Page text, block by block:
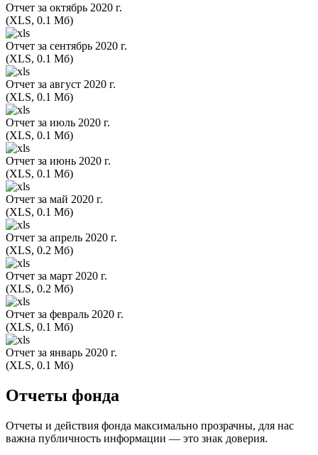
Отчет за октябрь 2020 г.
(XLS, 0.1 Мб)
Отчет за сентябрь 2020 г.
(XLS, 0.1 Мб)
Отчет за август 2020 г.
(XLS, 0.1 Мб)
Отчет за июль 2020 г.
(XLS, 0.1 Мб)
Отчет за июнь 2020 г.
(XLS, 0.1 Мб)
Отчет за май 2020 г.
(XLS, 0.1 Мб)
Отчет за апрель 2020 г.
(XLS, 0.2 Мб)
Отчет за март 2020 г.
(XLS, 0.2 Мб)
Отчет за февраль 2020 г.
(XLS, 0.1 Мб)
Отчет за январь 2020 г.
(XLS, 0.1 Мб)
Отчеты фонда
Отчеты и действия фонда максимально прозрачны, для нас
важна публичность информации — это знак доверия.